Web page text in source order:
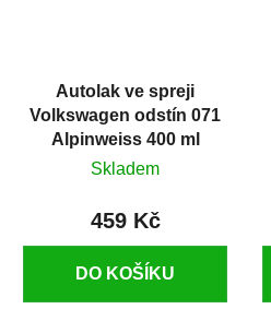
ů
Autolak ve spreji
Volkswagen odstín 071
Alpinweiss 400 ml
Skladem
459 Kč
DO KOŠÍKU